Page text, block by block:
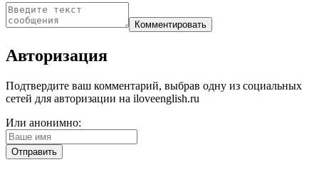
Авторизация
Подтвердите ваш комментарий, выбрав одну из социальных
сетей для авторизации на iloveenglish.ru
Или анонимно: